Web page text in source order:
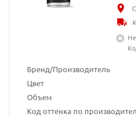
Бренд/Производитель
Цвет
Объем
Код оттенка по